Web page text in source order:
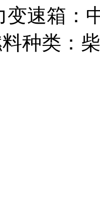
变速箱：
种类：